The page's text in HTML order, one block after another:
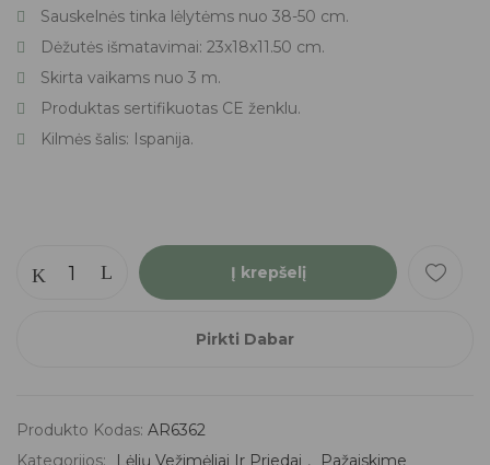
Sauskelnės tinka lėlytėms nuo 38-50 cm.
Dėžutės išmatavimai: 23x18x11.50 cm.
Skirta vaikams nuo 3 m.
Produktas sertifikuotas CE ženklu.
Kilmės šalis: Ispanija.
Į krepšelį
Pirkti Dabar
Produkto Kodas: AR6362
Kategorijos:
Lėlių Vežimėliai Ir Priedai ,
Pažaiskime